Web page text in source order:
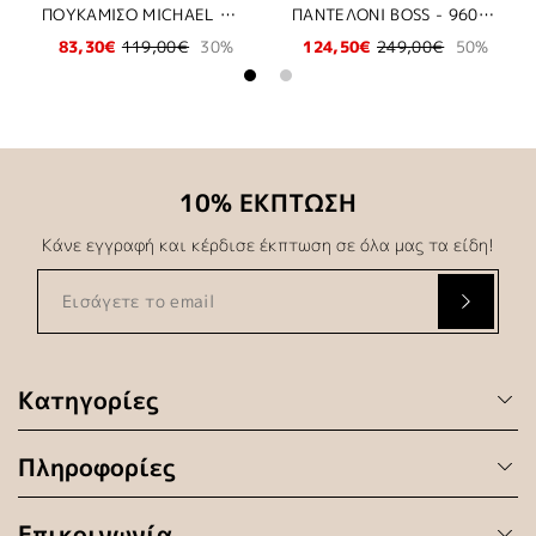
ΠΟΥΚΑΜΙΣΟ MICHAEL KORS - 411 ΜΠΛΕ
30%
ΠΑΝΤΕΛΟΝΙ BOSS - 960 ΛΕΥΚΟ ΜΟΤΙΒΟ
124,50€
249,00€ 50% 439,12€ 499,00€
Κατηγορίες
Πληροφορίες
10% ΕΚΠΤΩΣΗ
Κάνε εγγραφή και κέρδισε έκπτωση σε όλα μας τα είδη!